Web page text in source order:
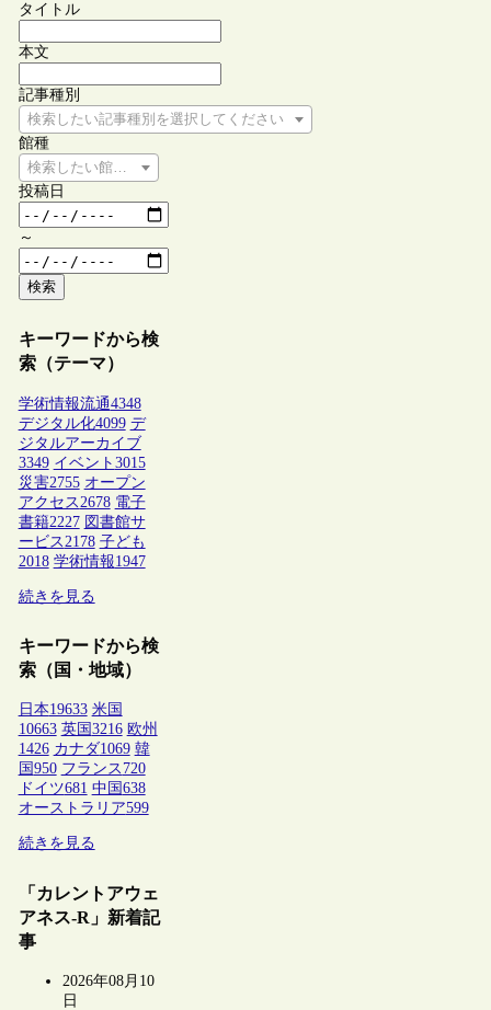
タイトル
本文
記事種別
検索したい記事種別を選択してください
館種
検索したい館種を選択してください
投稿日
～
検索
キーワードから検
索（テーマ）
学術情報流通4348
デジタル化4099 デ
ジタルアーカイブ
3349 イベント 3015
災害2755 オープン
アクセス 2678 電子
書籍2227 図書館サ
ービス 2178 子ども
2018 学術情報1947
続きを見る
キーワードから検
索（国・地域）
日本19633 米国
10663 英国 3216 欧州
1426 カナダ1069 韓
国 950 フランス 720
ドイツ681 中国 638
オーストラリア599
続きを見る
「カレントアウェ
アネス-R」新着記
事
2026年08月10
日